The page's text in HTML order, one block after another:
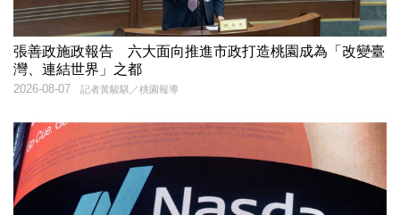
張善政施政報告 六大面向推進市政打造桃園成為「改變臺
灣、連結世界」之都
記者黃駿騏／桃園報導
2026-08-07